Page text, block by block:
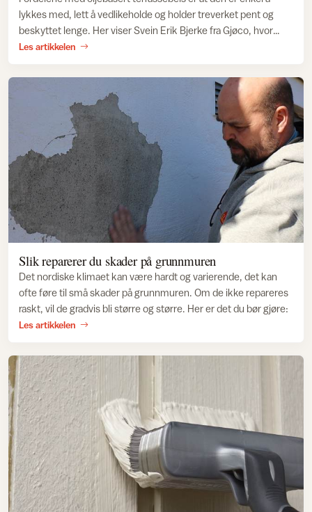
lykkes med, lett å vedlikeholde og holder treverket pent og
beskyttet lenge. Her viser Svein Erik Bjerke fra Gjøco, hvor
enkelt det er å beise en terrasse
Les artikkelen
Slik reparerer du skader på grunnmuren
Det nordiske klimaet kan være hardt og varierende, det kan
ofte føre til små skader på grunnmuren. Om de ikke repareres
raskt, vil de gradvis bli større og større. Her er det du bør gjøre:
Les artikkelen